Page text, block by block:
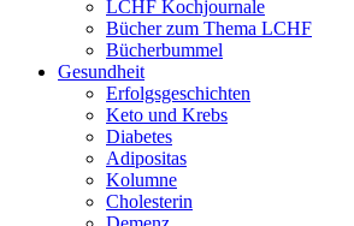
LCHF Kochjournale
Bücher zum Thema LCHF
Bücherbummel
Gesundheit
Erfolgsgeschichten
Keto und Krebs
Diabetes
Adipositas
Kolumne
Cholesterin